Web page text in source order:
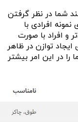
شما در نظر گرفتن
افرادی با
و افراد با صورت
ایجاد توازن در ظاهر
را در این امر بیشتر